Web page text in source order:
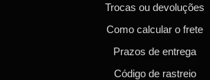
Trocas ou devoluções
Como calcular o frete
Prazos de entrega
Código de rastreio